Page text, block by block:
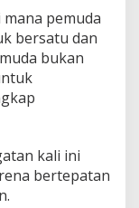
mana pemuda
bersatu dan
bukan
kali ini
bertepatan